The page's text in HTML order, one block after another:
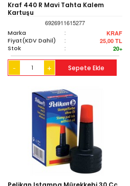
Kraf 440 R Mavi Tahta Kalem
Kartuşu
6926911615277
Marka
: KRAF
Fiyat(KDV Dahil) : 25,00 TL
Stok : 20+
- + Sepete Ekle